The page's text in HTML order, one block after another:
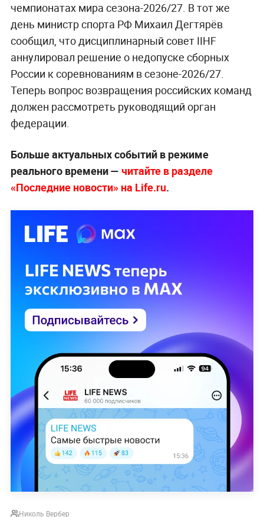
чемпионатах мира сезона-2026/27. В тот же
день министр спорта РФ Михаил Дегтярёв
сообщил, что дисциплинарный совет IIHF
аннулировал решение о недопуске сборных
России к соревнованиям в сезоне-2026/27.
Теперь вопрос возвращения российских команд
должен рассмотреть руководящий орган
федерации.
Больше актуальных событий в режиме
реального времени — читайте в разделе
«Последние новости» на Life.ru.
Николь Вербер